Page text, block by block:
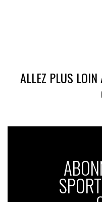
ALLEZ PLUS